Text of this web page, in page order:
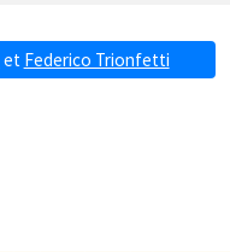
et Federico Trionfetti